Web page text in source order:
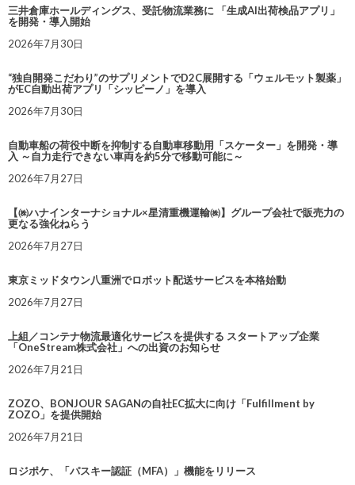
三井倉庫ホールディングス、受託物流業務に 「生成AI出荷検品アプリ」
を開発・導入開始
2026年7月30日
“独自開発こだわり”のサプリメントでD2C展開する「ウェルモット製薬」
がEC自動出荷アプリ「シッピーノ」を導入
2026年7月30日
自動車船の荷役中断を抑制する自動車移動用「スケーター」を開発・導
入 ～自力走行できない車両を約5分で移動可能に～
2026年7月27日
【㈱ハナインターナショナル×星清重機運輸㈱】グループ会社で販売力の
更なる強化ねらう
2026年7月27日
東京ミッドタウン八重洲でロボット配送サービスを本格始動
2026年7月27日
上組／コンテナ物流最適化サービスを提供する スタートアップ企業
「OneStream株式会社」への出資のお知らせ
2026年7月21日
ZOZO、BONJOUR SAGANの自社EC拡大に向け「Fulfillment by
ZOZO」を提供開始
2026年7月21日
ロジポケ、「パスキー認証（MFA）」機能をリリース